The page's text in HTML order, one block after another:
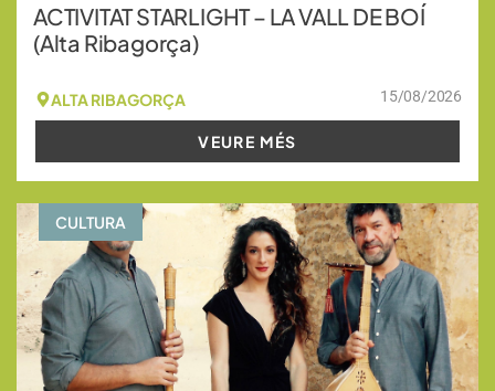
ACTIVITAT STARLIGHT – LA VALL DE BOÍ
(Alta Ribagorça)
ALTA RIBAGORÇA 15/08/2026
VEURE MÉS
CULTURA